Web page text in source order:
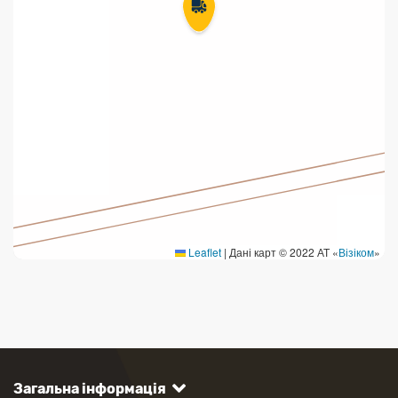
Leaflet | Дані карт © 2022 АТ «Візіком»
Загальна інформація